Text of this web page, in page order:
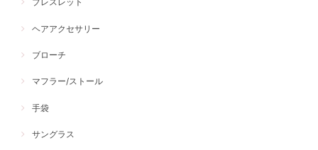
ヘアアクセサリー
ブローチ
マフラー/ストール
手袋
サングラス